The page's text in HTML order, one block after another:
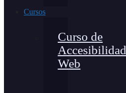
Cursos
Curso de
Accesibilidad
Web